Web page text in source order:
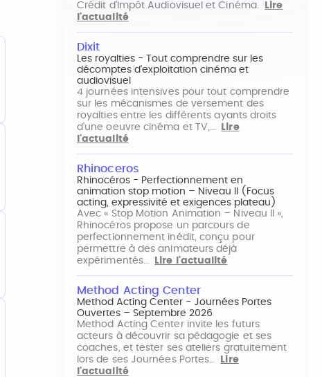
Crédit d'Impôt Audiovisuel et Cinéma.
Lire
l'actualité
Dixit
Les royalties - Tout comprendre sur les
décomptes d'exploitation cinéma et
audiovisuel
4 journées intensives pour tout comprendre
sur les mécanismes de versement des
royalties entre les différents ayants droits
d'une oeuvre cinéma et TV,…
Lire
l'actualité
Rhinoceros
Rhinocéros - Perfectionnement en
animation stop motion – Niveau II (Focus
acting, expressivité et exigences plateau)
Avec « Stop Motion Animation – Niveau II »,
Rhinocéros propose un parcours de
perfectionnement inédit, conçu pour
permettre à des animateurs déjà
expérimentés…
Lire l'actualité
Method Acting Center
Method Acting Center - Journées Portes
Ouvertes – Septembre 2026
Method Acting Center invite les futurs
acteurs à découvrir sa pédagogie et ses
coaches, et tester ses ateliers gratuitement
lors de ses Journées Portes…
Lire
l'actualité